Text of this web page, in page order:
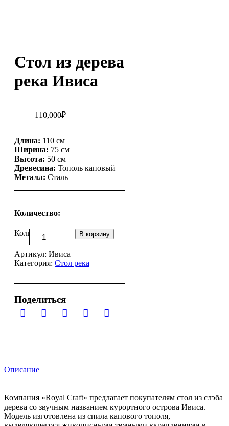
Стол из дерева
река Ивиса
110,000₽
Длина: 110 см
Ширина: 75 см
Высота: 50 см
Древесина: Тополь каповый
Металл: Сталь
Количество:
Количество В корзину
Артикул: Ивиса
Категория: Стол река
Поделиться
Описание
Компания «Royal Craft» предлагает покупателям стол из слэба
дерева со звучным названием курортного острова Ивиса.
Модель изготовлена из спила капового тополя,